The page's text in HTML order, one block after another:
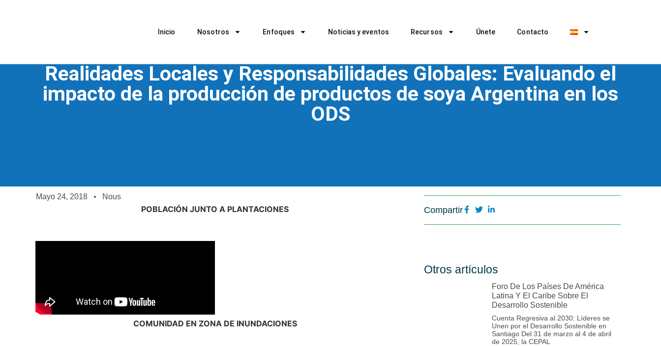
Inicio Nosotros Enfoques Noticias y eventos Recursos Únete Contacto
Realidades Locales y Responsabilidades Globales: Evaluando el
impacto de la producción de productos de soya Argentina en los
ODS
Mayo 24, 2018 Nous
POBLACIÓN JUNTO A PLANTACIONES
COMUNIDAD EN ZONA DE INUNDACIONES
Compartir
Otros artículos
Foro De Los Países De América
Latina Y El Caribe Sobre El
Desarrollo Sostenible
Cuenta Regresiva al 2030: Líderes se
Unen por el Desarrollo Sostenible en
Santiago Del 31 de marzo al 4 de abril
de 2025, la CEPAL